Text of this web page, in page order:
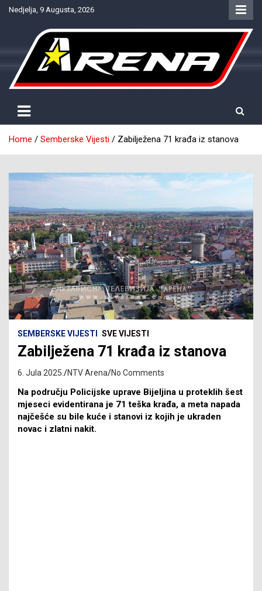
SkipNedjelja, 9 Augusta, 2026
NTV Arena
Home Semberske Vijesti Zabilježena 71 krađa iz stanova
SEMBERSKE VIJESTI SVE VIJESTI
Zabilježena 71 krađa iz stanova
6. Jula 2025. NTV Arena No Comments
Na području Policijske uprave Bijeljina u proteklih šest
mjeseci evidentirana je 71 teška krađa, a meta napada
najčešće su bile kuće i stanovi iz kojih je ukraden
novac i zlatni nakit.